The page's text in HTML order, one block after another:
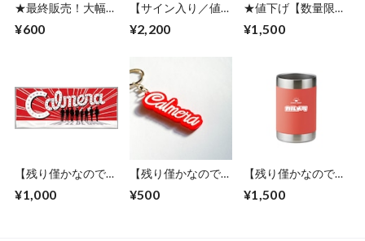
★最終販売！大幅値
マスク(白・ネイビ
¥600
【サイン入り／値下
「誰そ彼レゾナン
[数量限定]
¥2,200
★値下げ【数量限定
マグカップ（DINEX
ブ、②オフホワイト
／レッド） ★値下
げしました！
¥1,500
【残り僅かなので値
Calmera」フェイス
¥1,000
【残り僅かなので値
ァーキーホルダー
¥500
【残り僅かなので値
ゴ入り ステンレス
¥1,500